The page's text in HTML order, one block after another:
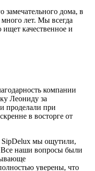
замечательного дома, в
лет. Мы всегда
ищет качественное и
компании
Леониду за
проделали при
в восторге от
SipDelux мы ощутили,
Все наши вопросы были
уверены, что